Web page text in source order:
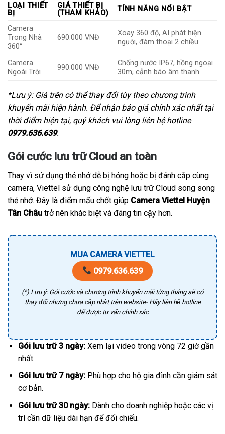
LOẠI THIẾT
BỊ
GIÁ THIẾT BỊ
(THAM KHẢO)
TÍNH NĂNG NỔI BẬT
Camera
Trong Nhà
360°
690.000 VNĐ
Xoay 360 độ, AI phát hiện
người, đàm thoại 2 chiều
Camera
Ngoài Trời
990.000 VNĐ
Chống nước IP67, hồng ngoại
30m, cảnh báo âm thanh
*Lưu ý: Giá trên có thể thay đổi tùy theo chương trình
khuyến mãi hiện hành. Để nhận báo giá chính xác nhất tại
thời điểm hiện tại, quý khách vui lòng liên hệ hotline
0979.636.639.
Gói cước lưu trữ Cloud an toàn
Thay vì sử dụng thẻ nhớ dễ bị hỏng hoặc bị đánh cắp cùng
camera, Viettel sử dụng công nghệ lưu trữ Cloud song song
thẻ nhớ. Đây là điểm mấu chốt giúp Camera Viettel Huyện
Tân Châu trở nên khác biệt và đáng tin cậy hơn.
MUA CAMERA VIETTEL
0979.636.639
(*) Lưu ý: Gói cước và chương trình khuyến mãi từng tháng sẽ có
thay đổi nhưng chưa cập nhật trên website- Hãy liên hệ hotline
để được tư vấn chính xác
Gói lưu trữ 3 ngày:Xem lại video trong vòng 72 giờ gần
nhất.
Gói lưu trữ 7 ngày:Phù hợp cho hộ gia đình cần giám sát
cơ bản.
Gói lưu trữ 30 ngày:Dành cho doanh nghiệp hoặc các vị
trí cần dữ liệu dài hạn để đối chiếu.